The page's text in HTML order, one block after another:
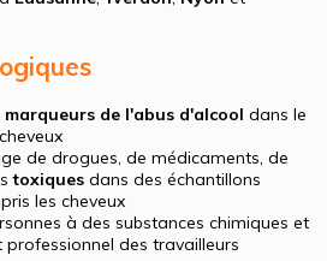
marqueurs de l'abus d'alcool dans le
de drogues, de médicaments, de
toxiques dans des échantillons
les cheveux
à des substances chimiques et
professionnel des travailleurs